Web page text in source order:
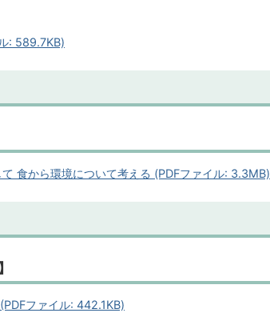
: 589.7KB)
食から環境について考える (PDFファイル: 3.3MB)
ファイル: 442.1KB)